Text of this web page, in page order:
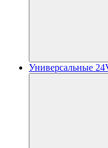
Универсальные